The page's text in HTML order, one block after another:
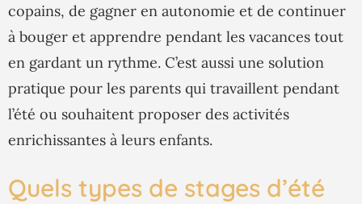
copains, de gagner en autonomie et de continuer
à bouger et apprendre pendant les vacances tout
en gardant un rythme. C’est aussi une solution
pratique pour les parents qui travaillent pendant
l’été ou souhaitent proposer des activités
enrichissantes à leurs enfants.
Quels types de stages d’été